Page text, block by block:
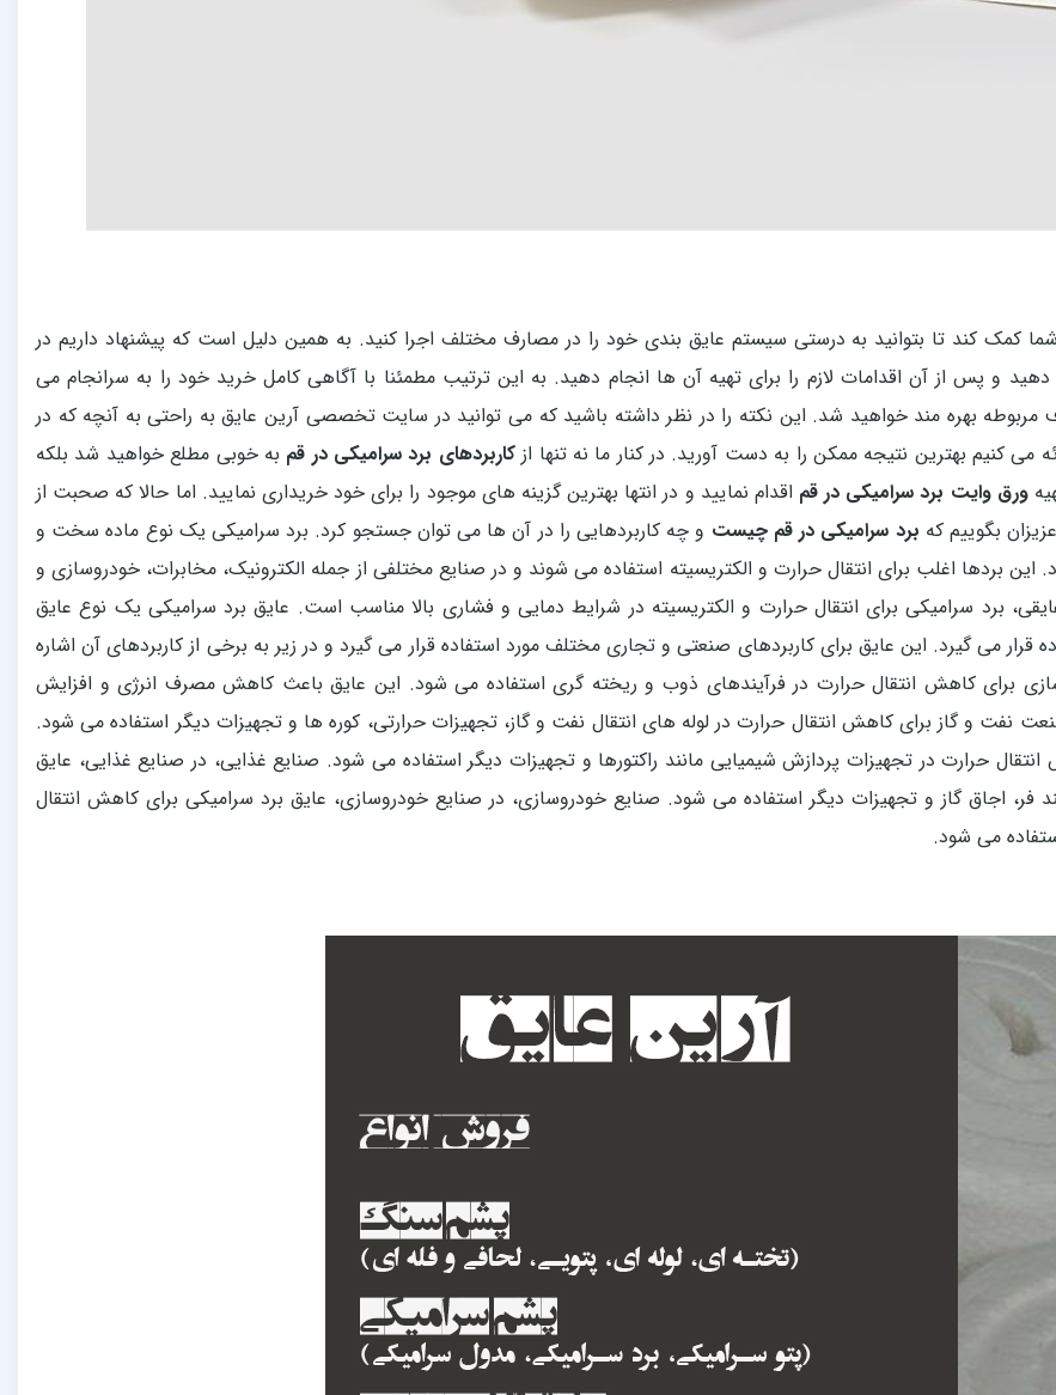
کمک کند تا بتوانید به درستی سیستم عایق بندی خود را در مصارف مختلف اجرا کنید. به همین دلیل است که پیشنهاد داریم در
و پس از آن اقدامات لازم را برای تهیه آن ها انجام دهید. به این ترتیب مطمئنا با آگاهی کامل خرید خود را به سرانجام می
مربوطه بهره مند خواهید شد. این نکته را در نظر داشته باشید که می توانید در سایت تخصصی آرین عایق به راحتی به آنچه که در
می کنیم بهترین نتیجه ممکن را به دست آورید. در کنار ما نه تنها ازکاربردهای برد سرامیکی در قم به خوبی مطلع خواهید شد بلکه
ورق وایت برد سرامیکی در قم اقدام نمایید و در انتها بهترین گزینه های موجود را برای خود خریداری نمایید. اما حالا که صحبت از
بگوییم که برد سرامیکی در قم چیست و چه کاربردهایی را در آن ها می توان جستجو کرد. برد سرامیکی یک نوع ماده سخت و
بردها اغلب برای انتقال حرارت و الکتریسیته استفاده می شوند و در صنایع مختلفی از جمله الکترونیک، مخابرات، خودروسازی و
برد سرامیکی برای انتقال حرارت و الکتریسیته در شرایط دمایی و فشاری بالا مناسب است. عایق برد سرامیکی یک نوع عایق
می گیرد. این عایق برای کاربردهای صنعتی و تجاری مختلف مورد استفاده قرار می گیرد و در زیر به برخی از کاربردهای آن اشاره
برای کاهش انتقال حرارت در فرآیندهای ذوب و ریخته گری استفاده می شود. این عایق باعث کاهش مصرف انرژی و افزایش
نفت و گاز برای کاهش انتقال حرارت در لوله های انتقال نفت و گاز، تجهیزات حرارتی، کوره ها و تجهیزات دیگر استفاده می شود.
حرارت در تجهیزات پردازش شیمیایی مانند راکتورها و تجهیزات دیگر استفاده می شود. صنایع غذایی، در صنایع غذایی، عایق
اجاق گاز و تجهیزات دیگر استفاده می شود. صنایع خودروسازی، در صنایع خودروسازی، عایق برد سرامیکی برای کاهش انتقال
می شود.